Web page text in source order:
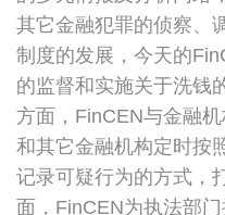
其它金融犯罪的侦察、
制度的发展，今天的
的监督和实施关于洗钱
方面，FinCEN与金融
和其它金融机构定时按
记录可疑行为的方式，
面，FinCEN为执法部